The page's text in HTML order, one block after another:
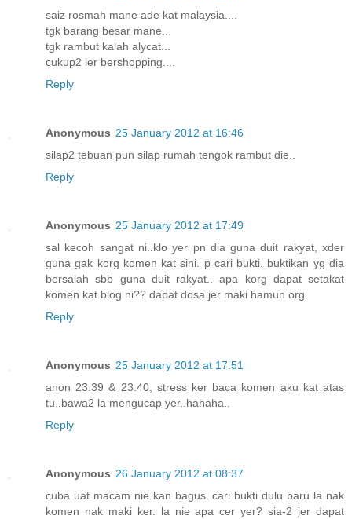
saiz rosmah mane ade kat malaysia....
tgk barang besar mane..
tgk rambut kalah alycat...
cukup2 ler bershopping....
Reply
Anonymous 25 January 2012 at 16:46
silap2 tebuan pun silap rumah tengok rambut die..
Reply
Anonymous 25 January 2012 at 17:49
sal kecoh sangat ni..klo yer pn dia guna duit rakyat, xder
guna gak korg komen kat sini. p cari bukti. buktikan yg dia
bersalah sbb guna duit rakyat.. apa korg dapat setakat
komen kat blog ni?? dapat dosa jer maki hamun org.
Reply
Anonymous 25 January 2012 at 17:51
anon 23.39 & 23.40, stress ker baca komen aku kat atas
tu..bawa2 la mengucap yer..hahaha..
Reply
Anonymous 26 January 2012 at 08:37
cuba uat macam nie kan bagus. cari bukti dulu baru la nak
komen nak maki ker. la nie apa cer yer? sia-2 jer dapat